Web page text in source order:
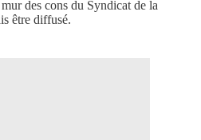
des cons du Syndicat de la
être diffusé.